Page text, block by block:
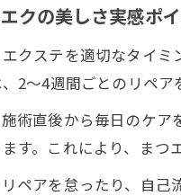
ま
優
ま
狛
ま
美しい
クの美しさ実感ポ
クステを適切なタイ
2～4週間ごとのリペ
術直後から毎日のケ
す。これにより、ま
ペアを怠ったり、自